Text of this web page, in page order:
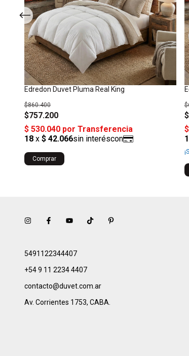
Edredon Duvet Pluma Real King
$757.200
$860.400
Comprar
5491122344407
+54 9 11 2234 4407
contacto@duvet.com.ar
Av. Corrientes 1753, CABA.